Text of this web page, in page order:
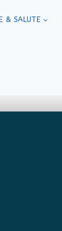
& SALUTE